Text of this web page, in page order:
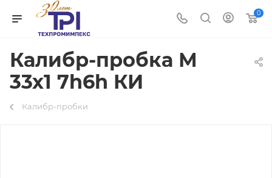
0
Калибр-пробка М
33х1 7h6h КИ
Калибр-пробки